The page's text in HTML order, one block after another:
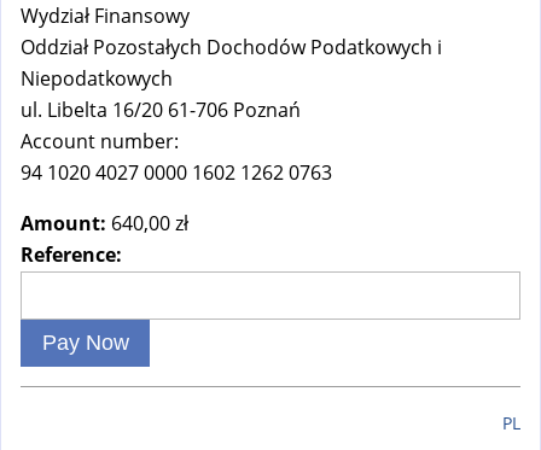
Wydział Finansowy
Oddział Pozostałych Dochodów Podatkowych i
Niepodatkowych
ul. Libelta 16/20 61-706 Poznań
Account number:
94 1020 4027 0000 1602 1262 0763
Amount: 640,00 zł
Reference:
PL